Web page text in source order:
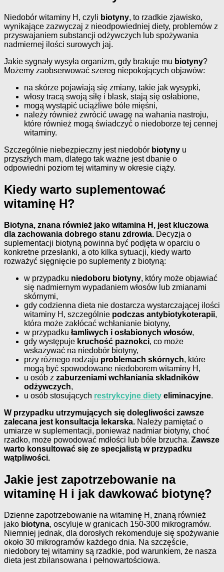
Niedobór witaminy H, czyli biotyny, to rzadkie zjawisko,
wynikające zazwyczaj z nieodpowiedniej diety, problemów z
przyswajaniem substancji odżywczych lub spożywania
nadmiernej ilości surowych jaj.
Jakie sygnały wysyła organizm, gdy brakuje mu biotyny?
Możemy zaobserwować szereg niepokojących objawów:
na skórze pojawiają się zmiany, takie jak wysypki,
włosy tracą swoją siłę i blask, stają się osłabione,
mogą wystąpić uciążliwe bóle mięśni,
należy również zwrócić uwagę na wahania nastroju,
które również mogą świadczyć o niedoborze tej cennej
witaminy.
Szczególnie niebezpieczny jest niedobór biotyny u
przyszłych mam, dlatego tak ważne jest dbanie o
odpowiedni poziom tej witaminy w okresie ciąży.
Kiedy warto suplementować
witaminę H?
Biotyna, znana również jako witamina H, jest kluczowa
dla zachowania dobrego stanu zdrowia. Decyzja o
suplementacji biotyną powinna być podjęta w oparciu o
konkretne przesłanki, a oto kilka sytuacji, kiedy warto
rozważyć sięgnięcie po suplementy z biotyną:
w przypadku niedoboru biotyny, który może objawiać
się nadmiernym wypadaniem włosów lub zmianami
skórnymi,
gdy codzienna dieta nie dostarcza wystarczającej ilości
witaminy H, szczególnie podczas antybiotykoterapii,
która może zakłócać wchłanianie biotyny,
w przypadku łamliwych i osłabionych włosów,
gdy występuje kruchość paznokci, co może
wskazywać na niedobór biotyny,
przy różnego rodzaju problemach skórnych, które
mogą być spowodowane niedoborem witaminy H,
u osób z zaburzeniami wchłaniania składników
odżywczych,
u osób stosujących restrykcyjne diety eliminacyjne.
W przypadku utrzymujących się dolegliwości zawsze
zalecana jest konsultacja lekarska. Należy pamiętać o
umiarze w suplementacji, ponieważ nadmiar biotyny, choć
rzadko, może powodować mdłości lub bóle brzucha. Zawsze
warto konsultować się ze specjalistą w przypadku
wątpliwości.
Jakie jest zapotrzebowanie na
witaminę H i jak dawkować biotynę?
Dzienne zapotrzebowanie na witaminę H, znaną również
jako biotyna, oscyluje w granicach 150-300 mikrogramów.
Niemniej jednak, dla dorosłych rekomenduje się spożywanie
około 30 mikrogramów każdego dnia. Na szczęście,
niedobory tej witaminy są rzadkie, pod warunkiem, że nasza
dieta jest zbilansowana i pełnowartościowa.